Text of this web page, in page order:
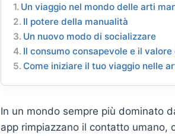
Un viaggio nel mondo delle arti
Il potere della manualità
Un nuovo modo di socializzare
Il consumo consapevole e il
Come iniziare il tuo viaggio nelle
In un mondo sempre più dominato
app rimpiazzano il contatto umano,